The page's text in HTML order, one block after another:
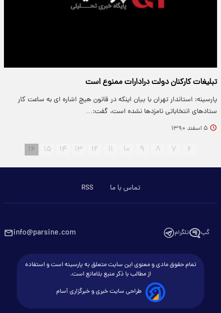
تبلیغات کارکنان دولت درادارات ممنوع است
پارسینه: استاندار تهران با بیان اینکه در قانون هیچ اشاره ای به ساعت کار
ستادهای انتخاباتی نامزدها نشده است، گفت:…
۵ اسفند ۱۳۹۰
۶ ۷ ۸ ۹ ۱۰ ۱۱ ۱۲ ۱۳ ۱۴ ۱۵ ۱۶
تماس با ما RSS
گپ تلگرام info@parsine.com
تمام حقوق مادی و معنوی این سایت متعلق به پارسینه است و استفاده
از مطالب با ذکر منبع بلامانع است.
طراحی سایت خبری و خبرگزاری آسام